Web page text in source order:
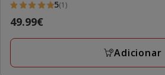
5
estrelas
com
avaliações
5(1)
Preço
49.99€
49.99€
Adicionar